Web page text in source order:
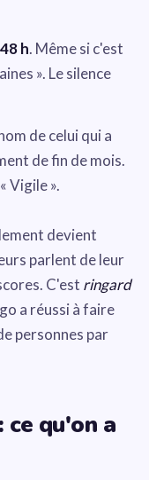
h. Même si c'est
». Le silence
de celui qui a
de fin de mois.
Vigile ».
devient
parlent de leur
C'est ringard
a réussi à faire
personnes par
qu'on a